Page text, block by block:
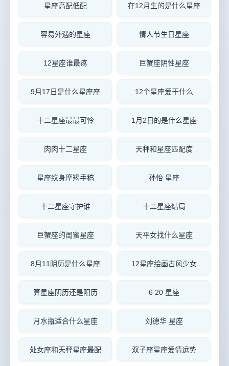
星座高配低配 在12月生的是什么星座
容易外遇的星座 情人节生日星座
12星座谁最疼 巨蟹座阴性星座
9月17日是什么星座座 12个星座爱干什么
十二星座最最可怜 1月2日的是什么星座
肉肉十二星座 天秤和星座匹配度
星座纹身摩羯手稿 孙怡 星座
十二星座守护谁 十二星座结局
巨蟹座的闺蜜星座 天平女找什么星座
8月11阴历是什么星座 12星座绘画古风少女
算星座阴历还是阳历 6 20 星座
月水瓶适合什么星座 刘德华 星座
处女座和天秤星座最配 双子座星座爱情运势